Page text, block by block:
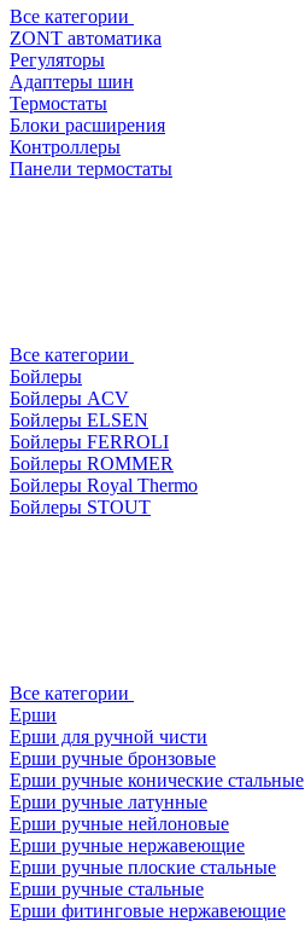
Все категории
ZONT автоматика
Регуляторы
Адаптеры шин
Термостаты
Блоки расширения
Контроллеры
Панели термостаты
Все категории
Бойлеры
Бойлеры ACV
Бойлеры ELSEN
Бойлеры FERROLI
Бойлеры ROMMER
Бойлеры Royal Thermo
Бойлеры STOUT
Все категории
Ерши
Ерши для ручной чисти
Ерши ручные бронзовые
Ерши ручные конические стальные
Ерши ручные латунные
Ерши ручные нейлоновые
Ерши ручные нержавеющие
Ерши ручные плоские стальные
Ерши ручные стальные
Ерши фитинговые нержавеющие